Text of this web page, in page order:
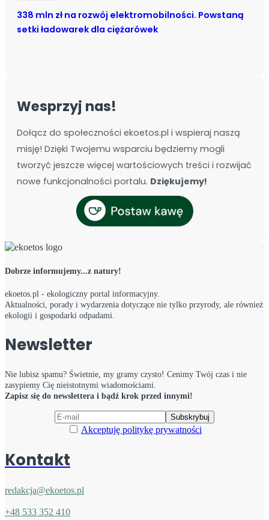
338 mln zł na rozwój elektromobilności. Powstaną
setki ładowarek dla ciężarówek
Wesprzyj nas!
Dołącz do społeczności ekoetos.pl i wspieraj naszą
misję! Dzięki Twojemu wsparciu będziemy mogli
tworzyć jeszcze więcej wartościowych treści i rozwijać
nowe funkcjonalności portalu. Dziękujemy!
Dobrze informujemy...z natury!
ekoetos.pl - ekologiczny portal informacyjny.
Aktualności, porady i wydarzenia dotyczące nie tylko przyrody, ale również
ekologii i gospodarki odpadami.
Newsletter
Nie lubisz spamu? Świetnie, my gramy czysto! Cenimy Twój czas i nie
zasypiemy Cię nieistotnymi wiadomościami.
Zapisz się do newslettera i bądź krok przed innymi!
Akceptuję politykę prywatności
Kontakt
redakcja@ekoetos.pl
+48 533 352 410